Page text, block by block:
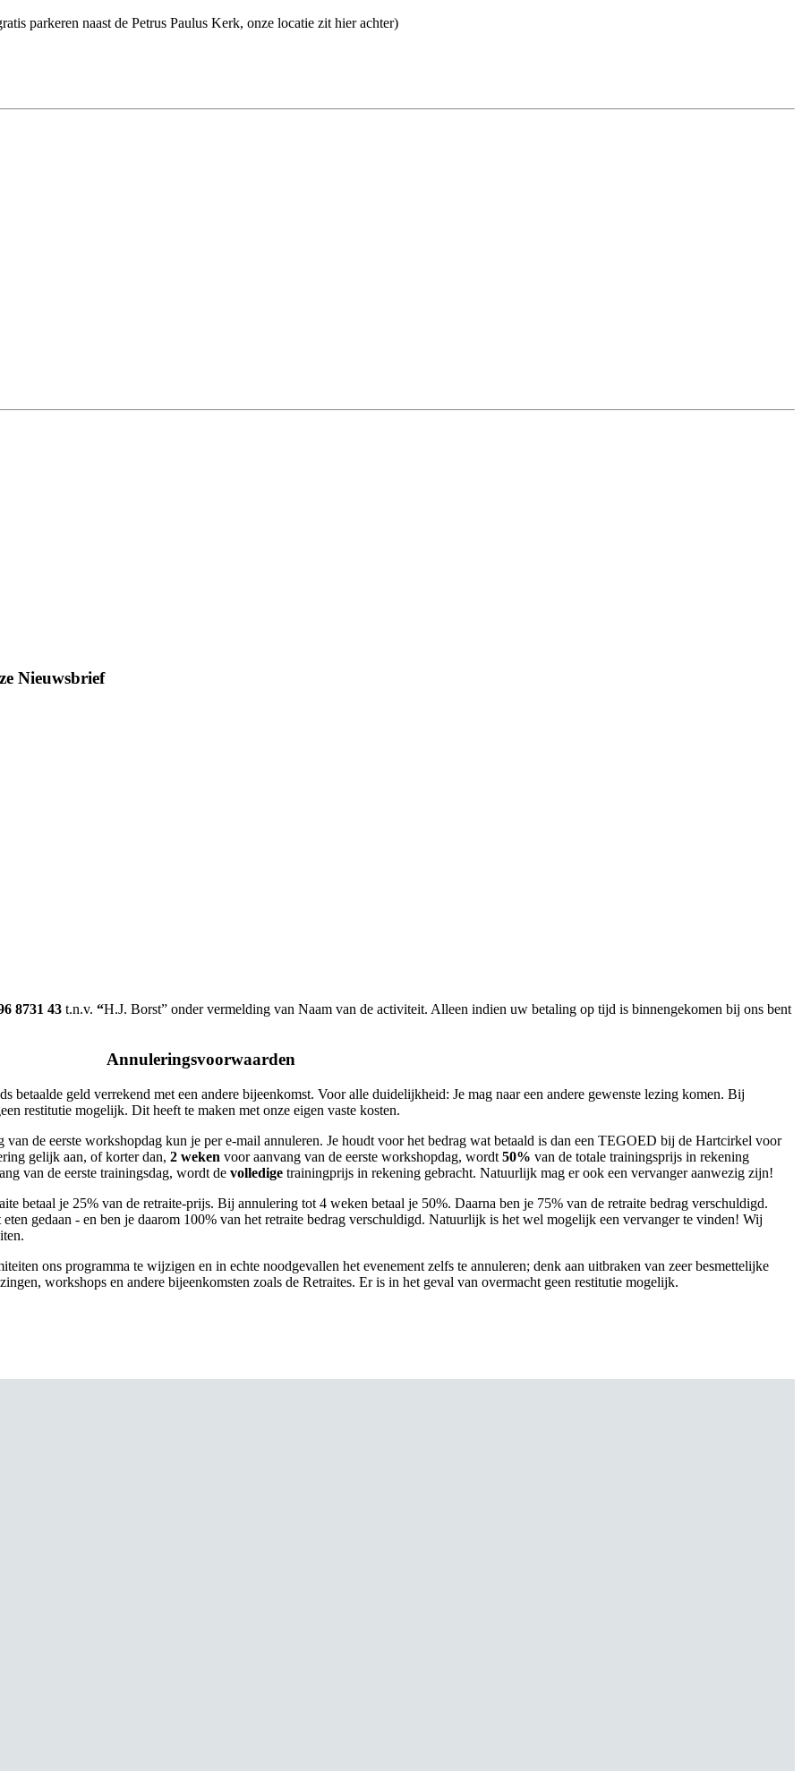
parkeren naast de Petrus Paulus Kerk, onze locatie zit hier achter)
Nieuwsbrief
8731 43 t.n.v. “H.J. Borst” onder vermelding van Naam van de activiteit. Alleen indien uw betaling op tijd is binnengekomen bij ons bent
Annuleringsvoorwaarden
betaalde geld verrekend met een andere bijeenkomst. Voor alle duidelijkheid: Je mag naar een andere gewenste lezing komen. Bij
restitutie mogelijk. Dit heeft te maken met onze eigen vaste kosten.
van de eerste workshopdag kun je per e-mail annuleren. Je houdt voor het bedrag wat betaald is dan een TEGOED bij de Hartcirkel voor
gelijk aan, of korter dan, 2 weken voor aanvang van de eerste workshopdag, wordt 50% van de totale trainingsprijs in rekening
van de eerste trainingsdag, wordt de volledige trainingprijs in rekening gebracht. Natuurlijk mag er ook een vervanger aanwezig zijn!
betaal je 25% van de retraite-prijs. Bij annulering tot 4 weken betaal je 50%. Daarna ben je 75% van de retraite bedrag verschuldigd.
gedaan - en ben je daarom 100% van het retraite bedrag verschuldigd. Natuurlijk is het wel mogelijk een vervanger te vinden! Wij
ons programma te wijzigen en in echte noodgevallen het evenement zelfs te annuleren; denk aan uitbraken van zeer besmettelijke
workshops en andere bijeenkomsten zoals de Retraites. Er is in het geval van overmacht geen restitutie mogelijk.